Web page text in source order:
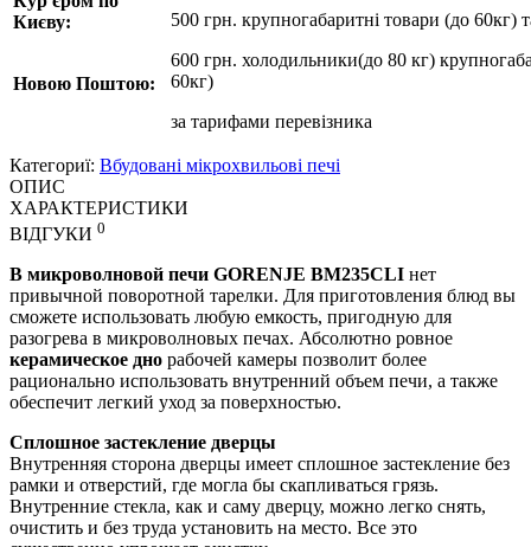
Києву:
Новою Поштою:
500 грн. крупногабаритні товари (до 60кг)
600 грн. холодильники(до 80 кг)
60кг)
за тарифами перевізника
Категориї: Вбудовані мікрохвильові печі
ОПИС
ХАРАКТЕРИСТИКИ
ВІДГУКИ 0
В микроволновой печи GORENJE BM235CLI нет
привычной поворотной тарелки. Для приготовления блюд вы
сможете использовать любую емкость, пригодную для
разогрева в микроволновых печах. Абсолютно ровное
керамическое дно рабочей камеры позволит более
рационально использовать внутренний объем печи, а также
обеспечит легкий уход за поверхностью.
Сплошное застекление дверцы
Внутренняя сторона дверцы имеет сплошное застекление без
рамки и отверстий, где могла бы скапливаться грязь.
Внутренние стекла, как и саму дверцу, можно легко снять,
очистить и без труда установить на место. Все это